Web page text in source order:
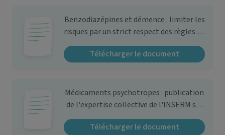
Benzodiazépines et démence : limiter les
risques par un strict respect des règles de
prescription et de bon usage
Télécharger le document
Médicaments psychotropes : publication
de l'expertise collective de l'INSERM sur
les consommations et les
pharmacodépendances - Point
Télécharger le document